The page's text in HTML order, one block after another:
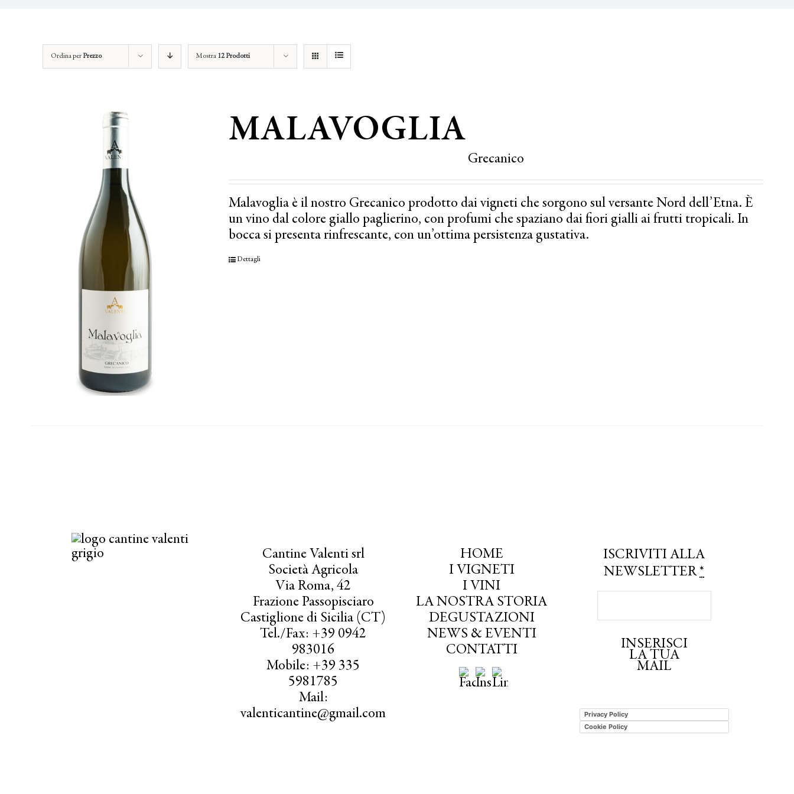
Ordina per Prezzo Mostra 12 Prodotti
MALAVOGLIA
Grecanico
Malavoglia è il nostro Grecanico prodotto dai vigneti che sorgono sul versante Nord dell’Etna. È
un vino dal colore giallo paglierino, con profumi che spaziano dai fiori gialli ai frutti tropicali. In
bocca si presenta rinfrescante, con un’ottima persistenza gustativa.
Dettagli
Cantine Valenti srl
Società Agricola
Via Roma, 42
Frazione Passopisciaro
Castiglione di Sicilia (CT)
Tel./Fax: +39 0942
983016
Mobile: +39 335
5981785
Mail:
valenticantine@gmail.com
HOME
I VIGNETI
I VINI
LA NOSTRA STORIA
DEGUSTAZIONI
NEWS & EVENTI
CONTATTI
ISCRIVITI ALLA
NEWSLETTER*
INSERISCI
LA TUA
MAIL
Privacy Policy
Cookie Policy